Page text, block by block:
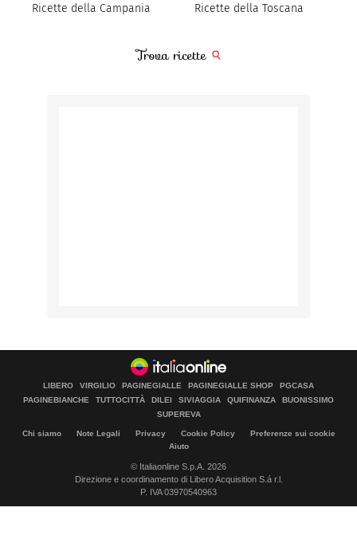
Ricette della Campania
Ricette della Toscana
Trova ricette
LIBERO VIRGILIO PAGINEGIALLE PAGINEGIALLE SHOP
PGCASA
PAGINEBIANCHE
TUTTOCITTÀ DILEI SIVIAGGIA QUIFINANZA
BUONISSIMO
SUPEREVA
Chi siamo Note Legali Privacy Cookie Policy
Preferenze sui cookie
Aiuto
© Italiaonline S.p.A. 2026
Direzione e coordinamento di Libero Acquisition S.á r.l.
P. IVA 03970540963